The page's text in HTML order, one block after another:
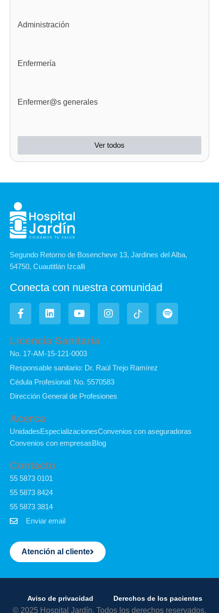
Administración
Enfermería
Enfermer@s generales
Ver todos
Segundo Retorno de Bosencheve 13, Jardines del Alba,
54750, Cuautitlán Izcalli
Conecta con nuestra comunidad
F
a
c
e
b
o
o
-
f
L
i
n
k
e
d
i
Y
o
u
t
u
b
e
I
n
s
r
m
I
c
o
i
S
p
o
Licencia Sanitaria
No. 17-AM-15-121-0003
Responsable sanitario: Dr. Raúl Trejo Ramírez
Cédula Profesional: No. 5570583
Dirección General de Profesiones
Acerca
UnidadesEspecializacionesConvenios con aseguradoras
Convenios con empresasBlog
Contacto
55 5873 0101
55 5873 8424
55 5873 3814
Enviar email
Atención al cliente
Aviso de privacidad Derechos de los pacientes
© 2025 Hospital Jardín. Todos los derechos reservados.